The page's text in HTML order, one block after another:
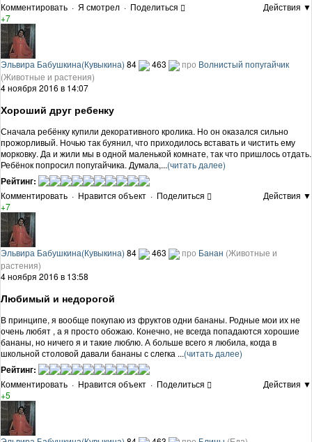
Комментировать · Я смотрел · Поделиться
Действия ▼
+7
Эльвира Бабушкина(Кувыкина) 84 463 про Волнистый попугайчик
(Животные и растения)
4 ноября 2016 в 14:07
Хороший друг ребенку
Сначала ребёнку купили декоративного кролика. Но он оказался сильно
прожорливый. Ночью так буянил, что приходилось вставать и чистить ему
морковку. Да и жили мы в одной маленькой комнате, так что пришлось отдать.
Ребёнок попросил попугайчика. Думала,...(читать далее)
Рейтинг:
Комментировать · Нравится объект · Поделиться
Действия ▼
+7
Эльвира Бабушкина(Кувыкина) 84 463 про Банан (Животные и
растения)
4 ноября 2016 в 13:58
Любимый и недорогой
В принципе, я вообще покупаю из фруктов одни бананы. Родные мои их не
очень любят , а я просто обожаю. Конечно, не всегда попадаются хорошие
бананы, но ничего я и такие люблю. А больше всего я любила, когда в
школьной столовой давали бананы с слегка ...(читать далее)
Рейтинг:
Комментировать · Нравится объект · Поделиться
Действия ▼
+5